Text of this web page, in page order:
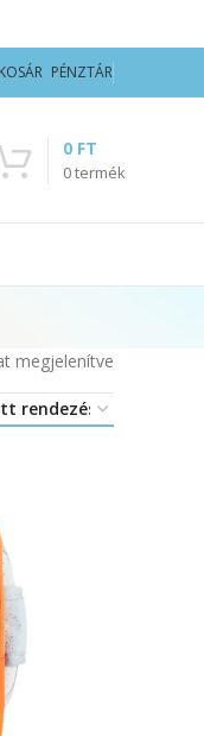
KOSÁR PÉNZTÁR
0termék
0 FT
megjelenítve